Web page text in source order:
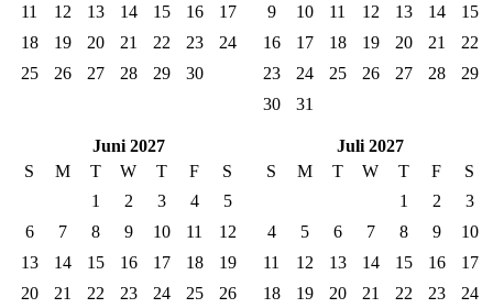
11
12 13 14 15 16
17
18
19 20 21 22 23
24
25
26 27 28 29 30
9
10 11 12 13 14
15
16
17 18 19 20 21
22
23
24 25 26 27 28
29
30
31
Juni 2027
S
M T W T F
S
1
2 3 4
5
6
7 8 9 10 11
12
13
14 15 16 17 18
19
20
21 22 23 24 25
26
Juli 2027
S
M T W T F
S
1
2
3
4
5 6 7 8 9
10
11
12 13 14 15 16
17
18
19 20 21 22 23
24